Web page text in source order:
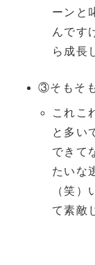
ーンと
んです
ら成長
③そもそ
これこ
と多い
できて
たいな
（笑
て素敵